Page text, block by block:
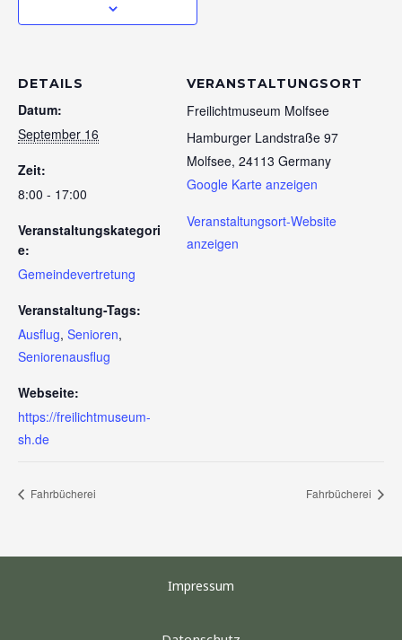
DETAILS
Datum:
September 16
Zeit:
8:00 - 17:00
Veranstaltungskategori
e:
Gemeindevertretung
Veranstaltung-Tags:
Ausflug, Senioren,
Seniorenausflug
Webseite:
https://freilichtmuseum-
sh.de
VERANSTALTUNGSORT
Freilichtmuseum Molfsee
Hamburger Landstraße 97
Molfsee, 24113 Germany
Google Karte anzeigen
Veranstaltungsort-Website
anzeigen
Fahrbücherei Fahrbücherei
Impressum